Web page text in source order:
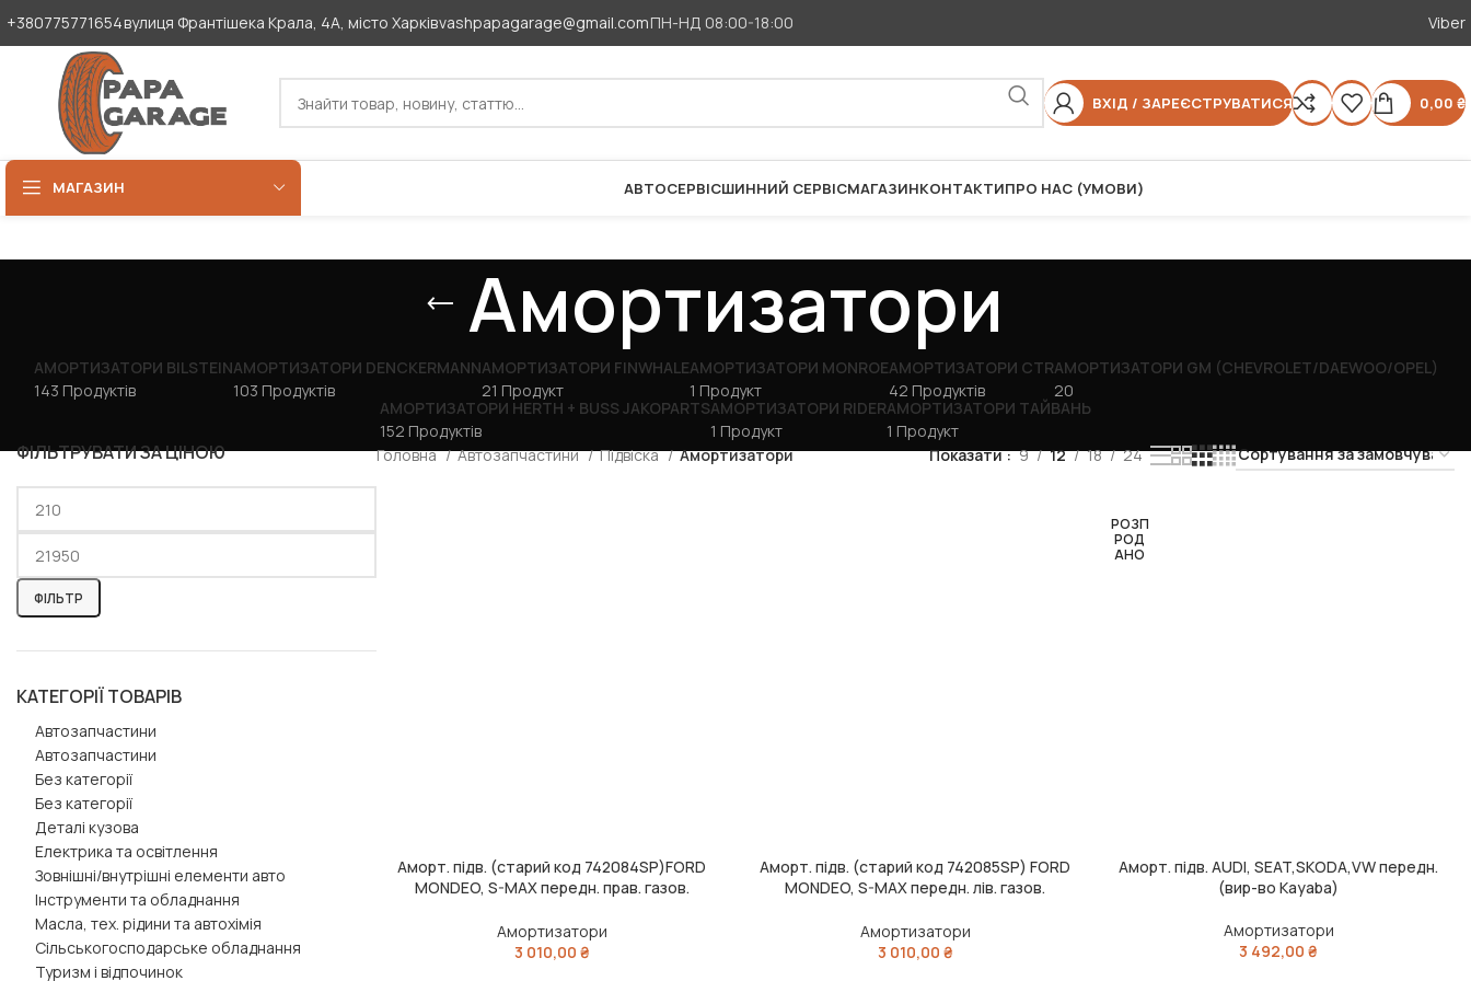
+380775771654вулиця Франтішека Крала, 4А, місто Харківvashpapagarage@gmail.comПН-НД 08:00-18:00 Viber
ВХІД / ЗАРЕЄСТРУВАТИСЯ 0,00 ₴
МАГАЗИН АВТОСЕРВІСШИННИЙ СЕРВІСМАГАЗИНКОНТАКТИПРО НАС (УМОВИ)
Амортизатори
АМОРТИЗАТОРИ BILSTEIN
143 Продуктів
АМОРТИЗАТОРИ DENCKERMANN
103 Продуктів
АМОРТИЗАТОРИ FINWHALE
21 Продукт
АМОРТИЗАТОРИ MONROE
1 Продукт
АМОРТИЗАТОРИ CTR
42 Продуктів
АМОРТИЗАТОРИ GM (CHEVROLET/DAEWOO/OPEL)
20
АМОРТИЗАТОРИ HERTH + BUSS JAKOPARTS
152 Продуктів
АМОРТИЗАТОРИ RIDER
1 Продукт
АМОРТИЗАТОРИ ТАЙВАНЬ
1 Продукт
ФІЛЬТРУВАТИ ЗА ЦІНОЮ
ФІЛЬТР
КАТЕГОРІЇ ТОВАРІВ
Автозапчастини
Автозапчастини
Без категорії
Без категорії
Деталі кузова
Електрика та освітлення
Зовнішні/внутрішні елементи авто
Інструменти та обладнання
Масла, тех. рідини та автохімія
Сільськогосподарське обладнання
Туризм і відпочинок
Головна Автозапчастини Підвіска Амортизатори Показати 9 12 18 24
ДОДАТИ В КОШИК
Аморт. підв. (старий код 742084SP)FORD
MONDEO, S-MAX передн. прав. газов.
Амортизатори
3 010,00 ₴
ДОДАТИ В КОШИК
Аморт. підв. (старий код 742085SP) FORD
MONDEO, S-MAX передн. лів. газов.
Амортизатори
3 010,00 ₴
РОЗП
РОД
АНО
ЧИТАТИ ДАЛІ
Аморт. підв. AUDI, SEAT,SKODA,VW передн.
(вир-во Kayaba)
Амортизатори
3 492,00₴